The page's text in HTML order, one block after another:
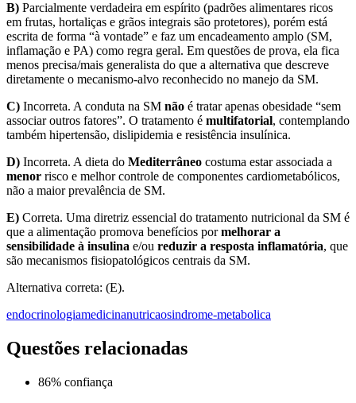
B) Parcialmente verdadeira em espírito (padrões alimentares ricos
em frutas, hortaliças e grãos integrais são protetores), porém está
escrita de forma “à vontade” e faz um encadeamento amplo (SM,
inflamação e PA) como regra geral. Em questões de prova, ela fica
menos precisa/mais generalista do que a alternativa que descreve
diretamente o mecanismo-alvo reconhecido no manejo da SM.
C) Incorreta. A conduta na SM não é tratar apenas obesidade “sem
associar outros fatores”. O tratamento é multifatorial, contemplando
também hipertensão, dislipidemia e resistência insulínica.
D) Incorreta. A dieta do Mediterrâneo costuma estar associada a
menor risco e melhor controle de componentes cardiometabólicos,
não a maior prevalência de SM.
E) Correta. Uma diretriz essencial do tratamento nutricional da SM é
que a alimentação promova benefícios pormelhorar a
sensibilidade à insulina e/ou reduzir a resposta inflamatória, que
são mecanismos fisiopatológicos centrais da SM.
Alternativa correta: (E).
endocrinologiamedicinanutricaosindrome-metabolica
Questões relacionadas
86% confiança